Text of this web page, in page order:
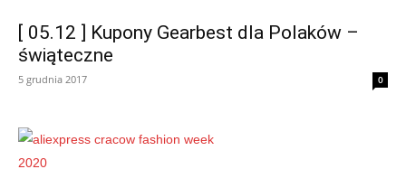
[ 05.12 ] Kupony Gearbest dla Polaków –
świąteczne
5 grudnia 2017 0